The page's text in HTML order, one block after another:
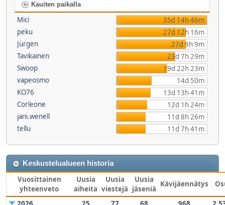
Kauiten paikalla
Mici
35d 14h 46m
peku
27d 12h 16m
Jürgen
27d 9h 9m
Tavikainen
23d 7h 29m
Swoop
19d 22h 23m
vapeosmo
14d 50m
KO76
13d 13h 41m
Corleone
12d 1h 24m
jani.wenell
11d 8h 26m
tellu
11d 7h 41m
Keskustelualueen historia
Vuosittainen
yhteenveto
Uusia
aiheita
Uusia
viestejä
Uusia
jäseniä
Kävijäennätys